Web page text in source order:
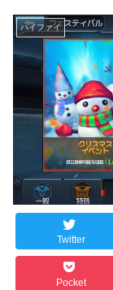
ハイファイ
Twitter
Pocket